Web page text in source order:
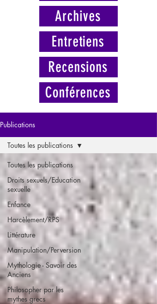
Archives
Entretiens
Recensions
Conférences
Publications
Toutes les publications
Droits sexuels/Education
sexuelle
Enfance
Harcèlement/RPS
Littérature
Manipulation/Perversion
Mythologie - Savoir des
Anciens
Philosopher par les
mythes grecs
Toutes les publications